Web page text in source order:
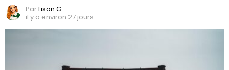
ParLison G
il y a environ 27 jours